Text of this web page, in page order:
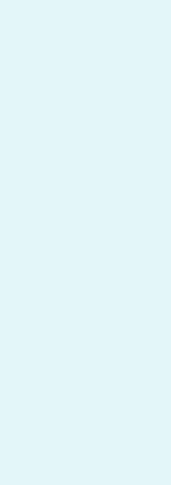
les
le cadre de la
qui